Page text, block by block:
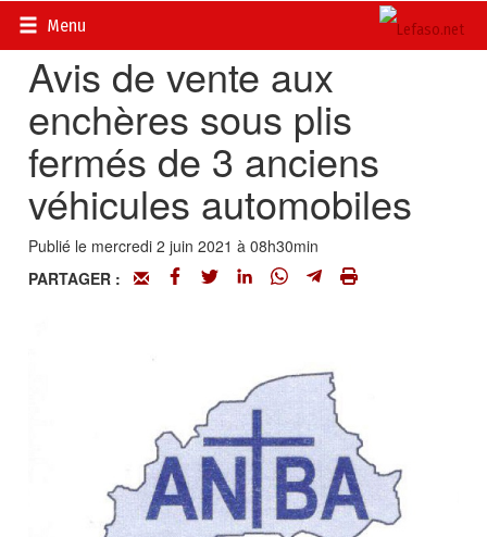
Menu
Accueil>
Avis de vente aux
enchères sous plis
fermés de 3 anciens
véhicules automobiles
Publié le mercredi 2 juin 2021 à 08h30min
PARTAGER :